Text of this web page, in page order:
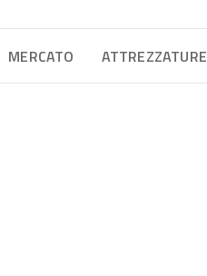
MERCATO ATTREZZATURE